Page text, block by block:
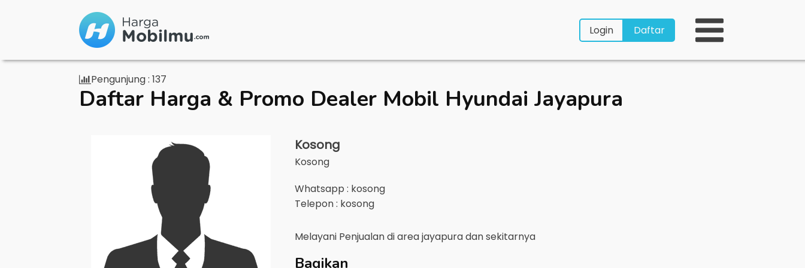
Login Daftar
Pengunjung : 137
Daftar Harga & Promo Dealer Mobil Hyundai Jayapura
Kosong
Kosong
Whatsapp : kosong
Telepon : kosong
Melayani Penjualan di areajayapuradan sekitarnya
Bagikan